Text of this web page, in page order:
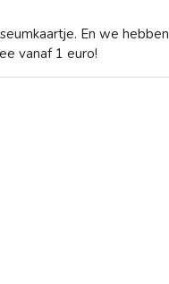
En we hebben
vanaf 1 euro!